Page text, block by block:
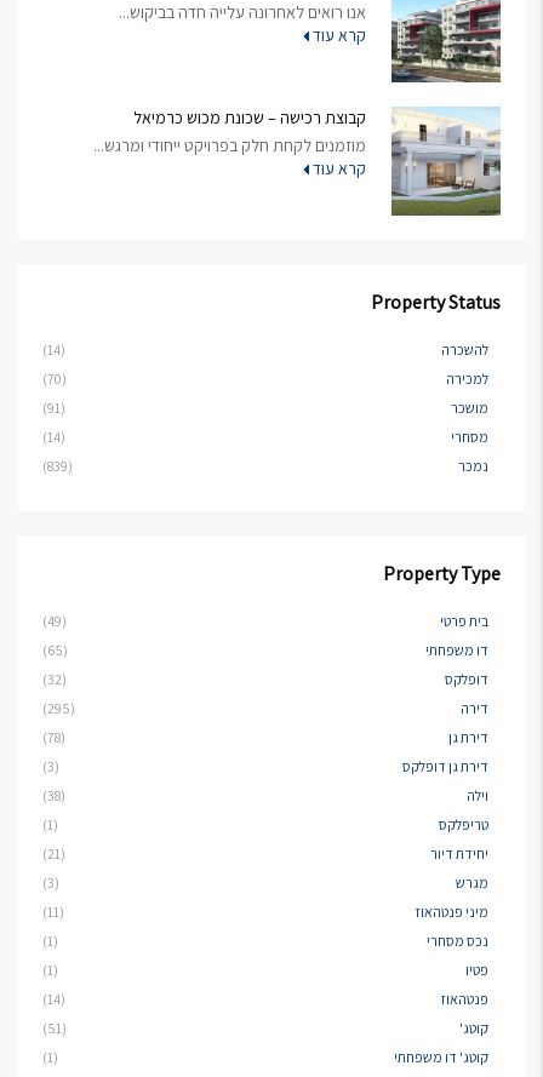
אנו רואים לאחרונה עלייה חדה בביקוש...
קרא עוד
קבוצת רכישה – שכונת מכוש כרמיאל
מוזמנים לקחת חלק בפרויקט ייחודי ומרגש...
קרא עוד
Property Status
להשכרה
(14)
למכירה
(70)
מושכר
(91)
מסחרי
(14)
נמכר
(839)
Property Type
בית פרטי
(49)
דו משפחתי
(65)
דופלקס
(32)
דירה
(295)
דירת גן
(78)
דירת גן דופלקס
(3)
וילה
(38)
טריפלקס
(1)
יחידת דיור
(21)
מגרש
(3)
מיני פנטהאוז
(11)
נכס מסחרי
(1)
פטיו
(1)
פנטהאוז
(14)
קוטג'
(51)
קוטג' דו משפחתי
(1)